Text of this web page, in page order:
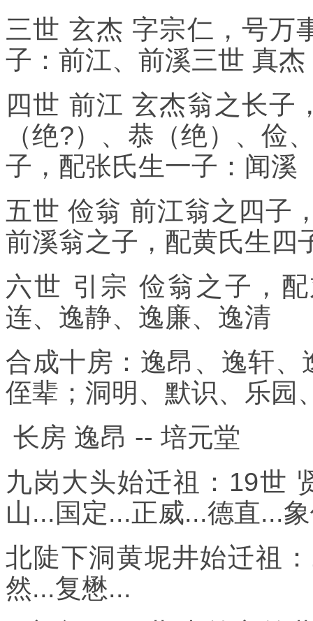
三世 玄杰 字宗仁，号万
子：前江、前溪三世 真
四世 前江 玄杰翁之长子
（绝?）、恭（绝）、俭
子，配张氏生一子：闻溪
五世 俭翁 前江翁之四子
前溪翁之子，配黄氏生四
六世 引宗 俭翁之子，
连、逸静、逸廉、逸清
合成十房：逸昂、逸轩
侄辈；洞明、默识、乐园
长房 逸昂 -- 培元堂
九岗大头始迁祖：19世
山...国定...正威...德直...
北陡下洞黄坭井始迁祖
然...复懋...